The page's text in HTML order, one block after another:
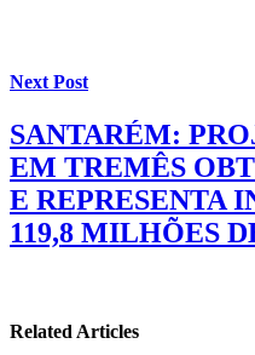
Next Post
SANTARÉM:
EM TREMÊS
E REPRESENTA
119,8 MILHÕES
Related Articles